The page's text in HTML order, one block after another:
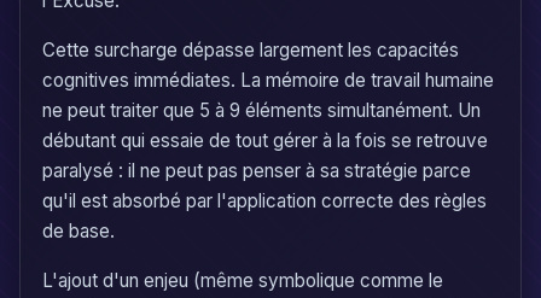
Cette surcharge dépasse largement les capacités
cognitives immédiates. La mémoire de travail humaine
ne peut traiter que 5 à 9 éléments simultanément. Un
débutant qui essaie de tout gérer à la fois se retrouve
paralysé : il ne peut pas penser à sa stratégie parce
qu'il est absorbé par l'application correcte des règles
de base.
L'ajout d'un enjeu (même symbolique comme le